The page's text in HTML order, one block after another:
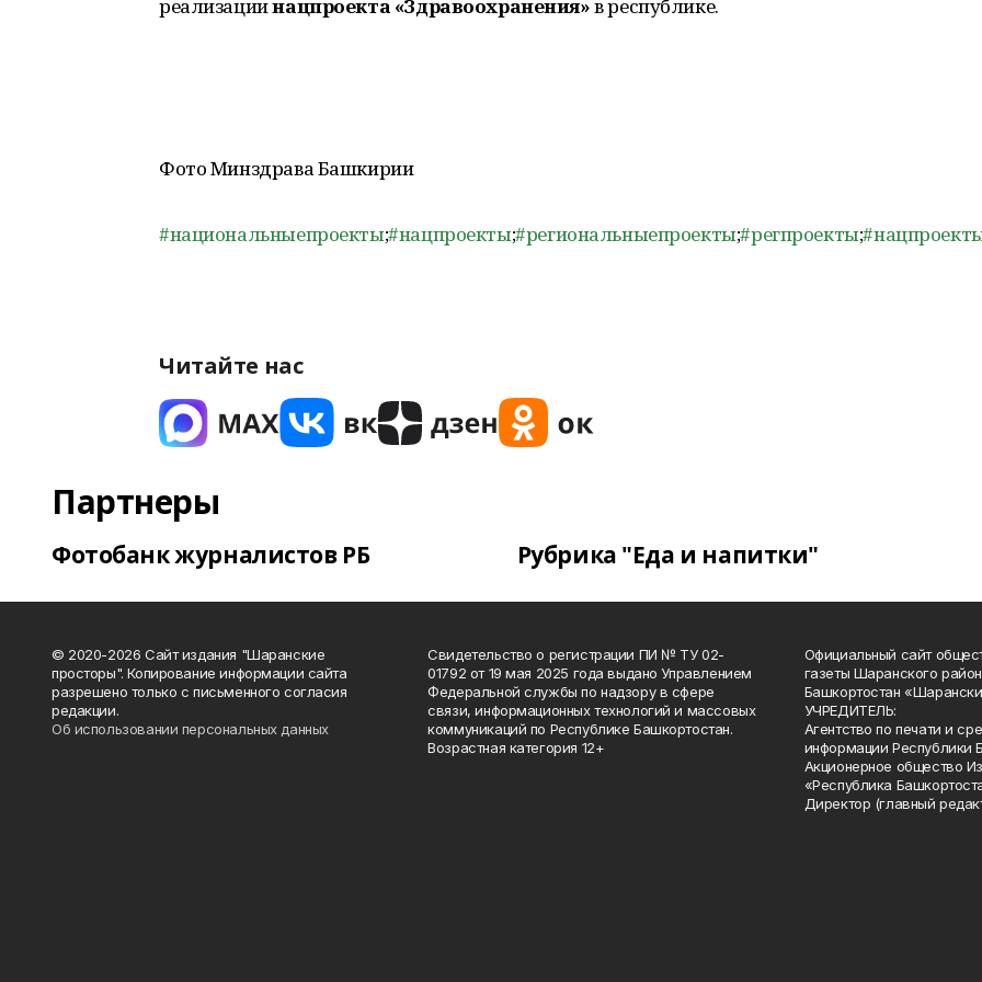
реализациинацпроекта «Здравоохранения»в республике.
Фото Минздрава Башкирии
#национальныепроекты;#нацпроекты;#региональныепроекты;#регпроекты;
Читайте нас
Партнеры
Фотобанк журналистов РБ Рубрика "Еда и напитки"
© 2020-2026 Сайт издания "Шаранские
просторы". Копирование информации сайта
разрешено только с письменного согласия
редакции.
Об использовании персональных данных
Свидетельство о регистрации ПИ № ТУ 02-
01792 от 19 мая 2025 года выдано Управлением
Федеральной службы по надзору в сфере
связи, информационных технологий и массовых
коммуникаций по Республике Башкортостан.
Возрастная категория 12+
Официальный сайт
газеты Шаранского
Башкортостан
УЧРЕДИТЕЛЬ:
Агентство по печати и
информации Республики
Акционерное общество
«Республика
Директор (главный